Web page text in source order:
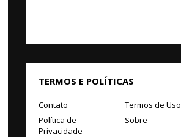
TERMOS E POLÍTICAS
Contato
Termos de Uso
Política de
Privacidade
Sobre